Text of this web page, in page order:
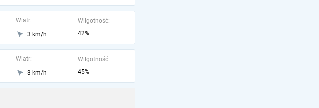
Wiatr:
3 km/h
Wilgotność:
42%
Wiatr:
3 km/h
Wilgotność:
45%